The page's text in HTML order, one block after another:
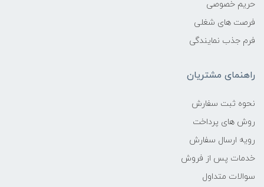
حریم خصوصی
فرصت های شغلی
فرم جذب نمایندگی
راهنمای مشتریان
نحوه ثبت سفارش
روش های پرداخت
رویه ارسال سفارش
خدمات پس از فروش
سوالات متداول